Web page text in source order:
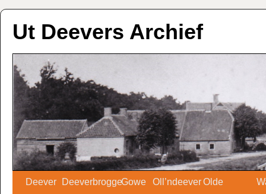
Ut Deevers Archief
Deever DeeverbroggeGowe Oll’ndeeverOlde